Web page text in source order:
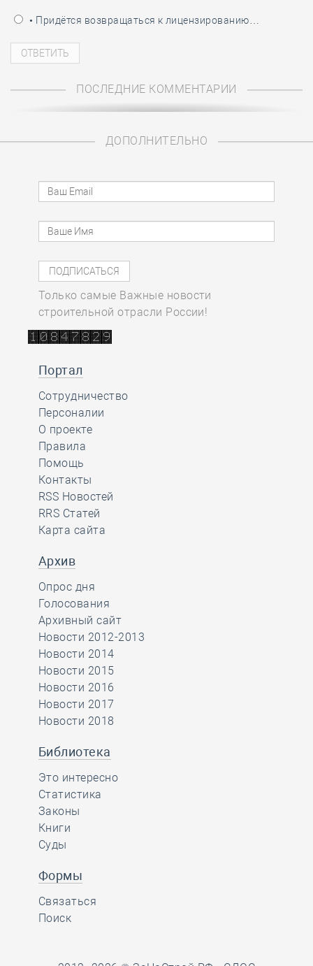
• Придётся возвращаться к лицензированию…
ПОСЛЕДНИЕ КОММЕНТАРИИ
ДОПОЛНИТЕЛЬНО
Только самые Важные новости
строительной отрасли России!
Портал
Сотрудничество
Персоналии
О проекте
Правила
Помощь
Контакты
RSS Новостей
RRS Статей
Карта сайта
Архив
Опрос дня
Голосования
Архивный сайт
Новости 2012-2013
Новости 2014
Новости 2015
Новости 2016
Новости 2017
Новости 2018
Библиотека
Это интересно
Статистика
Законы
Книги
Суды
Формы
Связаться
Поиск